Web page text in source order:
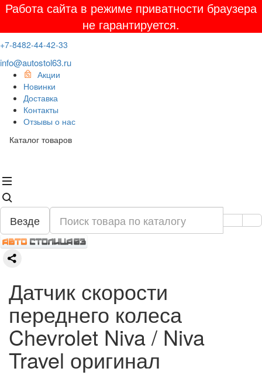
Работа сайта в режиме приватности браузера
не гарантируется.
+7-8482-44-42-33
info@autostol63.ru
Акции
Новинки
Доставка
Контакты
Отзывы о нас
Каталог товаров
Везде
Датчик скорости
переднего колеса
Chevrolet Niva / Niva
Travel оригинал